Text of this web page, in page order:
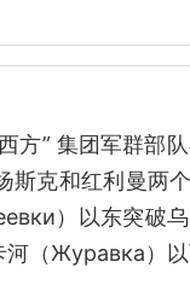
方” 集团军群部
克和红利曼两
）以东突破
（Журавка）以